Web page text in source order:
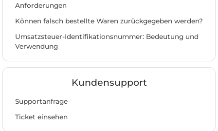
Anforderungen
Können falsch bestellte Waren zurückgegeben werden?
Umsatzsteuer-Identifikationsnummer: Bedeutung und
Verwendung
Kundensupport
Supportanfrage
Ticket einsehen